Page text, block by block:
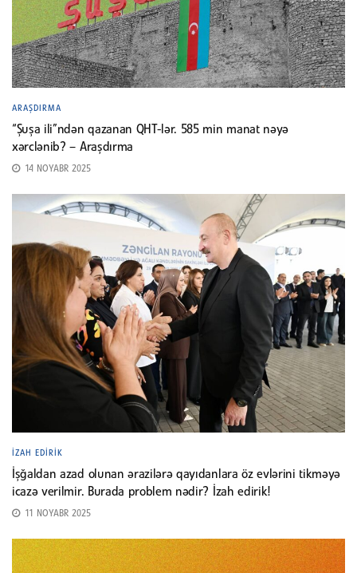
ARAŞDIRMA
“Şuşa ili”ndən qazanan QHT-lər. 585 min manat nəyə
xərclənib? – Araşdırma
14 NOYABR 2025
İZAH EDIRIK
İşğaldan azad olunan ərazilərə qayıdanlara öz evlərini tikməyə
icazə verilmir. Burada problem nədir? İzah edirik!
11 NOYABR 2025